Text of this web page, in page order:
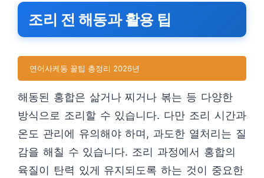
조리 전 해동과 활용 팁
연어사케동 꿀팁 총정리 2026년
해동된 홍합은 삶거나 찌거나 볶는 등 다양한
방식으로 조리할 수 있습니다. 다만 조리 시간과
온도 관리에 유의해야 하며, 과도한 열처리는 질
감을 해칠 수 있습니다. 조리 과정에서 홍합의
육질이 탄력 있게 유지되도록 하는 것이 중요한